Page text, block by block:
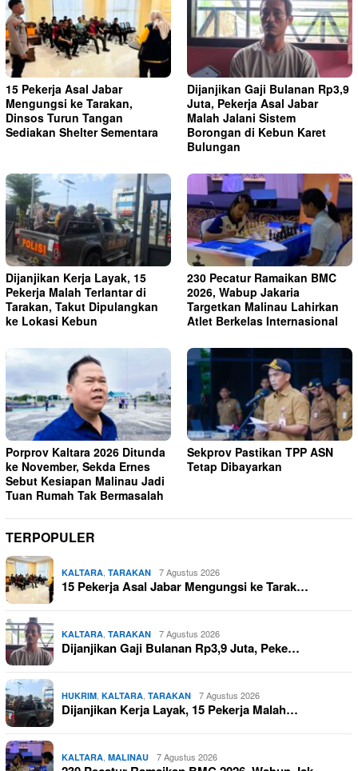
15 Pekerja Asal Jabar
Mengungsi ke Tarakan,
Dinsos Turun Tangan
Sediakan Shelter Sementara
Dijanjikan Gaji Bulanan Rp3,9
Juta, Pekerja Asal Jabar
Malah Jalani Sistem
Borongan di Kebun Karet
Bulungan
Dijanjikan Kerja Layak, 15
Pekerja Malah Terlantar di
Tarakan, Takut Dipulangkan
ke Lokasi Kebun
230 Pecatur Ramaikan BMC
2026, Wabup Jakaria
Targetkan Malinau Lahirkan
Atlet Berkelas Internasional
Porprov Kaltara 2026 Ditunda
ke November, Sekda Ernes
Sebut Kesiapan Malinau Jadi
Tuan Rumah Tak Bermasalah
Sekprov Pastikan TPP ASN
Tetap Dibayarkan
TERPOPULER
KALTARA, TARAKAN 7 Agustus 2026
15 Pekerja Asal Jabar Mengungsi ke Tarak…
KALTARA, TARAKAN 7 Agustus 2026
Dijanjikan Gaji Bulanan Rp3,9 Juta, Peke…
HUKRIM, KALTARA, TARAKAN 7 Agustus 2026
Dijanjikan Kerja Layak, 15 Pekerja Malah…
KALTARA, MALINAU 7 Agustus 2026